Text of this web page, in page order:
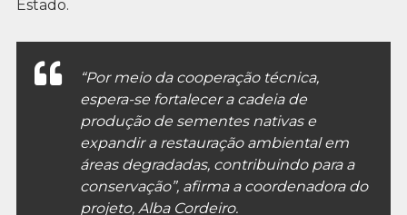
Estado.
“Por meio da cooperação técnica,
espera-se fortalecer a cadeia de
produção de sementes nativas e
expandir a restauração ambiental em
áreas degradadas, contribuindo para a
conservação”, afirma a coordenadora do
projeto, Alba Cordeiro.